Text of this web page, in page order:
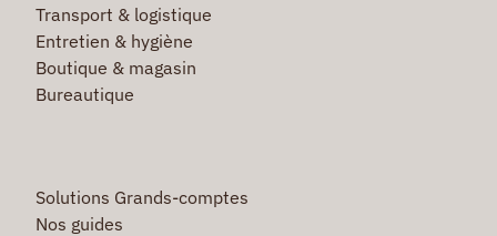
Transport & logistique
Entretien & hygiène
Boutique & magasin
Bureautique
Solutions Grands-comptes
Nos guides